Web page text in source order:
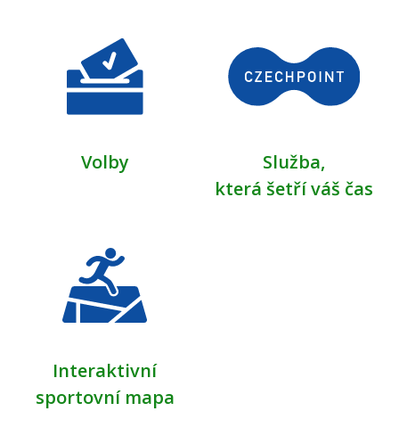
Volby
Služba,
která šetří váš čas
Interaktivní
sportovní mapa